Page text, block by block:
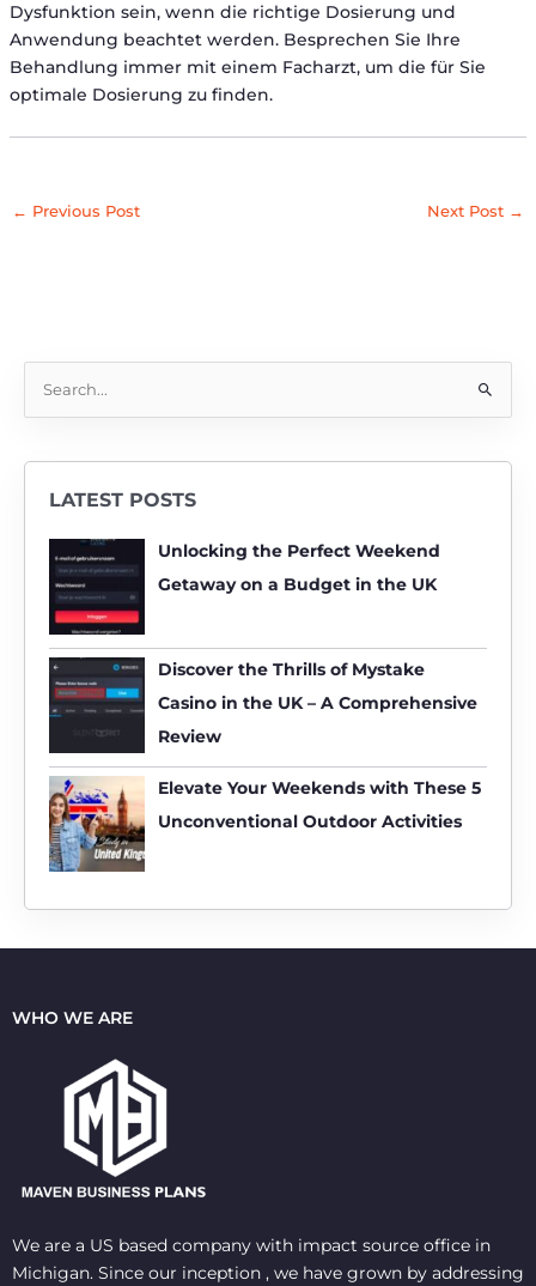
Dysfunktion sein, wenn die richtige Dosierung und
Anwendung beachtet werden. Besprechen Sie Ihre
Behandlung immer mit einem Facharzt, um die für Sie
optimale Dosierung zu finden.
← Previous Post Next Post →
LATEST POSTS
Unlocking the Perfect Weekend
Getaway on a Budget in the UK
Discover the Thrills of Mystake
Casino in the UK – A Comprehensive
Review
Elevate Your Weekends with These 5
Unconventional Outdoor Activities
WHO WE ARE
We are a US based company with impact source office in
Michigan. Since our inception , we have grown by addressing